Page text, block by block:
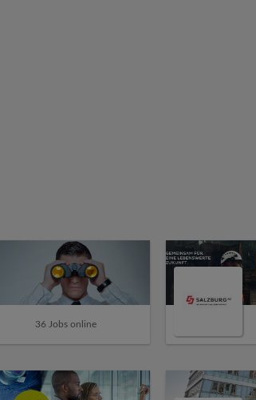
36 Jobs online